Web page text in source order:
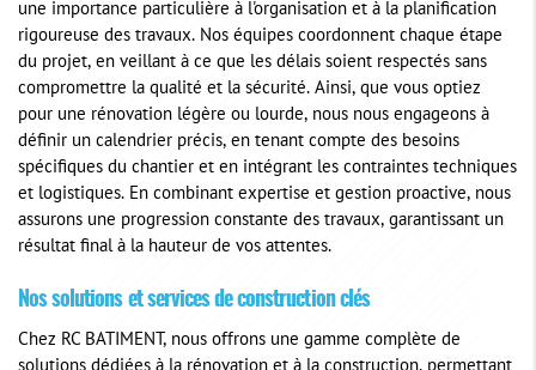
une importance particulière à l'organisation et à la planification
rigoureuse des travaux. Nos équipes coordonnent chaque étape
du projet, en veillant à ce que les délais soient respectés sans
compromettre la qualité et la sécurité. Ainsi, que vous optiez
pour une rénovation légère ou lourde, nous nous engageons à
définir un calendrier précis, en tenant compte des besoins
spécifiques du chantier et en intégrant les contraintes techniques
et logistiques. En combinant expertise et gestion proactive, nous
assurons une progression constante des travaux, garantissant un
résultat final à la hauteur de vos attentes.
Nos solutions et services de construction clés
Chez RC BATIMENT, nous offrons une gamme complète de